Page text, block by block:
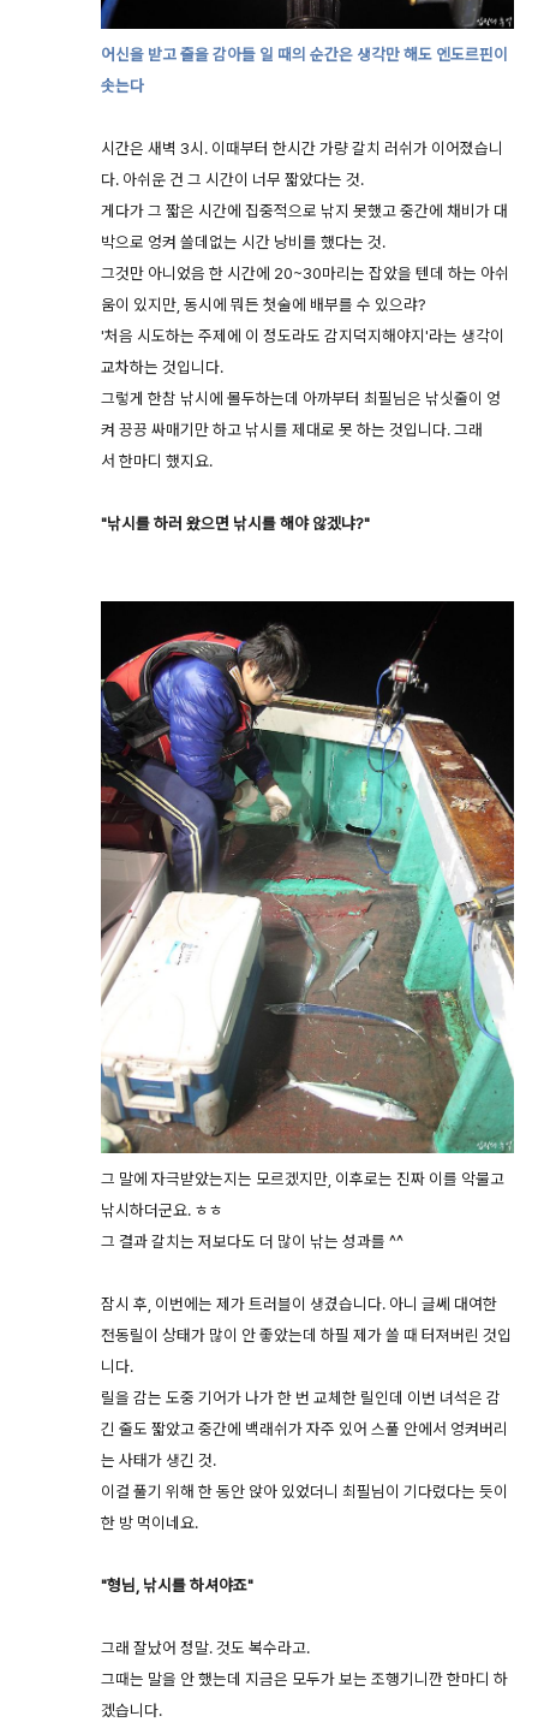
어신을 받고 줄을 감아들 일 때의 순간은 생각만 해도 엔도르핀이
솟는다
시간은 새벽 3시. 이때부터 한시간 가량 갈치 러쉬가 이어졌습니
다. 아쉬운 건 그 시간이 너무 짧았다는 것.
게다가 그 짧은 시간에 집중적으로 낚지 못했고 중간에 채비가 대
박으로 엉켜 쓸데없는 시간 낭비를 했다는 것.
그것만 아니었음 한 시간에 20~30마리는 잡았을 텐데 하는 아쉬
움이 있지만, 동시에 뭐든 첫술에 배부를 수 있으랴?
'처음 시도하는 주제에 이 정도라도 감지덕지해야지'라는 생각이
교차하는 것입니다.
그렇게 한참 낚시에 몰두하는데 아까부터 최필님은 낚싯줄이 엉
켜 끙끙 싸매기만 하고 낚시를 제대로 못 하는 것입니다. 그래
서 한마디 했지요.
"낚시를 하러 왔으면 낚시를 해야 않겠냐?"
그 말에 자극받았는지는 모르겠지만, 이후로는 진짜 이를 악물고
낚시하더군요. ㅎㅎ
그 결과 갈치는 저보다도 더 많이 낚는 성과를 ^^
잠시 후, 이번에는 제가 트러블이 생겼습니다. 아니 글쎄 대여한
전동릴이 상태가 많이 안 좋았는데 하필 제가 쓸 때 터져버린 것입
니다.
릴을 감는 도중 기어가 나가 한 번 교체한 릴인데 이번 녀석은 감
긴 줄도 짧았고 중간에 백래쉬가 자주 있어 스풀 안에서 엉켜버리
는 사태가 생긴 것.
이걸 풀기 위해 한 동안 앉아 있었더니 최필님이 기다렸다는 듯이
한 방 먹이네요.
"형님, 낚시를 하셔야죠"
그래 잘났어 정말. 것도 복수라고.
그때는 말을 안 했는데 지금은 모두가 보는 조행기니깐 한마디 하
겠습니다.